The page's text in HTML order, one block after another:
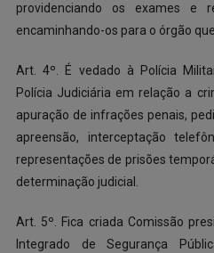
providenciando os exames e
encaminhando-os para o órgão
Art. 4º. É vedado à Polícia
Polícia Judiciária em relação a
apuração de infrações penais,
apreensão, interceptação
representações de prisões
determinação judicial.
Art. 5º. Fica criada Comissão
Integrado de Segurança